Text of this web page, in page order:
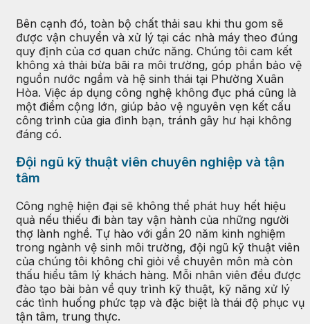
Bên cạnh đó, toàn bộ chất thải sau khi thu gom sẽ
được vận chuyển và xử lý tại các nhà máy theo đúng
quy định của cơ quan chức năng. Chúng tôi cam kết
không xả thải bừa bãi ra môi trường, góp phần bảo vệ
nguồn nước ngầm và hệ sinh thái tại Phường Xuân
Hòa. Việc áp dụng công nghệ không đục phá cũng là
một điểm cộng lớn, giúp bảo vệ nguyên vẹn kết cấu
công trình của gia đình bạn, tránh gây hư hại không
đáng có.
Đội ngũ kỹ thuật viên chuyên nghiệp và tận
tâm
Công nghệ hiện đại sẽ không thể phát huy hết hiệu
quả nếu thiếu đi bàn tay vận hành của những người
thợ lành nghề. Tự hào với gần 20 năm kinh nghiệm
trong ngành vệ sinh môi trường, đội ngũ kỹ thuật viên
của chúng tôi không chỉ giỏi về chuyên môn mà còn
thấu hiểu tâm lý khách hàng. Mỗi nhân viên đều được
đào tạo bài bản về quy trình kỹ thuật, kỹ năng xử lý
các tình huống phức tạp và đặc biệt là thái độ phục vụ
tận tâm, trung thực.